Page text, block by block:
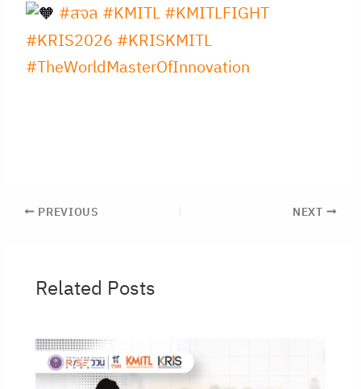
#สจล #KMITL#KMITLFIGHT
#KRIS2026 #KRISKMITL
#TheWorldMasterOfInnovation
PREVIOUS NEXT
Related Posts